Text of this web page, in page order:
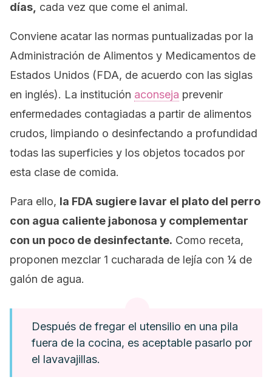
días, cada vez que come el animal.
Conviene acatar las normas puntualizadas por la
Administración de Alimentos y Medicamentos de
Estados Unidos (FDA, de acuerdo con las siglas
en inglés). La institución aconseja prevenir
enfermedades contagiadas a partir de alimentos
crudos, limpiando o desinfectando a profundidad
todas las superficies y los objetos tocados por
esta clase de comida.
Para ello, la FDA sugiere lavar el plato del perro
con agua caliente jabonosa y complementar
con un poco de desinfectante. Como receta,
proponen mezclar 1 cucharada de lejía con ¼ de
galón de agua.
Después de fregar el utensilio en una pila
fuera de la cocina, es aceptable pasarlo por
el lavavajillas.